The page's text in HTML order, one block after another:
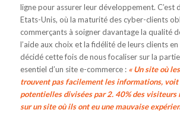
ligne pour assurer leur développement. C’est
Etats-Unis, où la maturité des cyber-clients
commerçants à soigner davantage la qualité
l’aide aux choix et la fidélité de leurs clients
décidé cette fois de nous focaliser sur la
esentiel d’un site e-commerce : « Un site où
trouvent pas facilement les informations, voit
potentielles divisées par 2. 40% des visiteurs
sur un site où ils ont eu une mauvaise